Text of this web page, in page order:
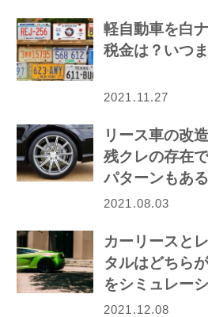
軽自動車を白
税金は？いつ
2021.11.27
リース車の改
残クレの存在
パターンもある
2021.08.03
カーリースと
タルはどちら
をシミュレー
2021.12.08